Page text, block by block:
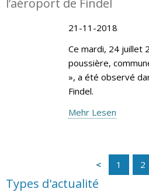
21-11-2018
Ce mardi, 24 juillet
poussière,
», a été observé
Findel.
Mehr Lesen
1 2
Types d'actualité